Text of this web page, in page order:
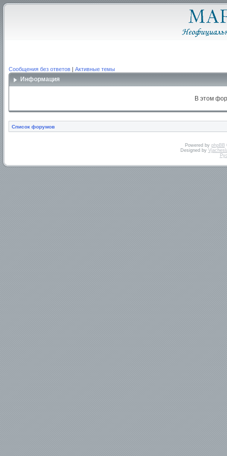
Сообщения без ответов | Активные темы
Информация
В этом
Список форумов
Powered by phpBB
Designed by